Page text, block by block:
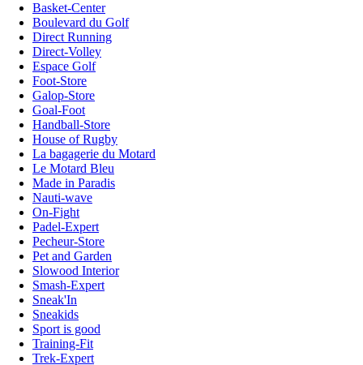
Basket-Center
Boulevard du Golf
Direct Running
Direct-Volley
Espace Golf
Foot-Store
Galop-Store
Goal-Foot
Handball-Store
House of Rugby
La bagagerie du Motard
Le Motard Bleu
Made in Paradis
Nauti-wave
On-Fight
Padel-Expert
Pecheur-Store
Pet and Garden
Slowood Interior
Smash-Expert
Sneak'In
Sneakids
Sport is good
Training-Fit
Trek-Expert